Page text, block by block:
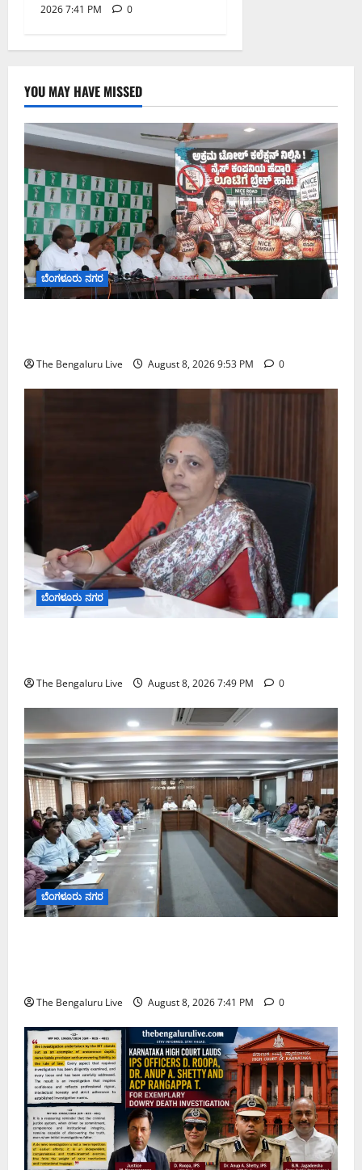
2026 7:41 PM 0
YOU MAY HAVE MISSED
ಬೆಂಗಳೂರು ನಗರ
The Bengaluru Live August 8, 2026 9:53 PM 0
ಬೆಂಗಳೂರು ನಗರ
The Bengaluru Live August 8, 2026 7:49 PM 0
ಬೆಂಗಳೂರು ನಗರ
The Bengaluru Live August 8, 2026 7:41 PM 0